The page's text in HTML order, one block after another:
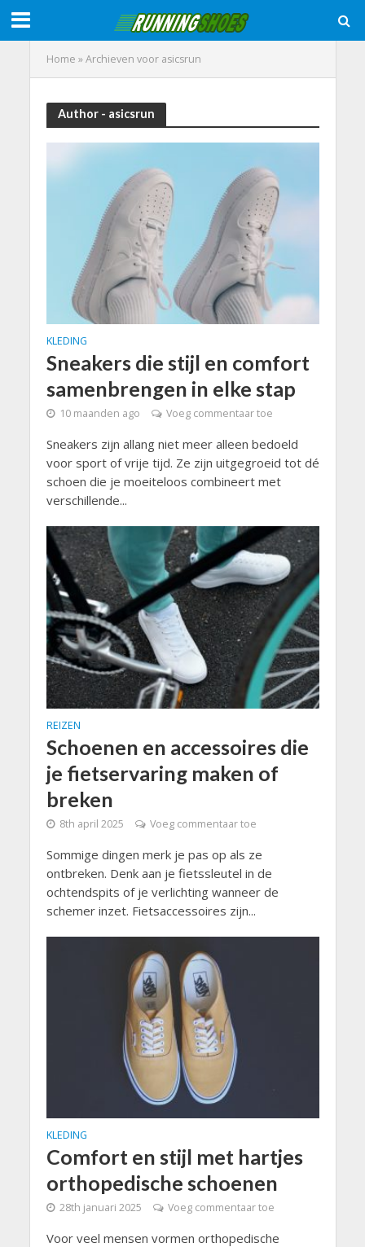
Home »Archieven voor asicsrun
Author - asicsrun
KLEDING
Sneakers die stijl en comfort
samenbrengen in elke stap
10 maanden ago Voeg commentaar toe
Sneakers zijn allang niet meer alleen bedoeld
voor sport of vrije tijd. Ze zijn uitgegroeid tot dé
schoen die je moeiteloos combineert met
verschillende...
REIZEN
Schoenen en accessoires die
je fietservaring maken of
breken
8th april 2025 Voeg commentaar toe
Sommige dingen merk je pas op als ze
ontbreken. Denk aan je fietssleutel in de
ochtendspits of je verlichting wanneer de
schemer inzet. Fietsaccessoires zijn...
KLEDING
Comfort en stijl met hartjes
orthopedische schoenen
28th januari 2025 Voeg commentaar toe
Voor veel mensen vormen orthopedische